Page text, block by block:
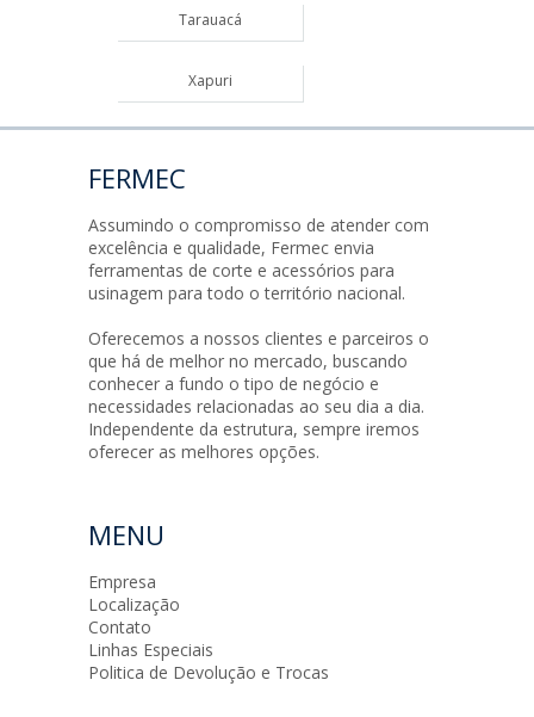
Tarauacá
Xapuri
FERMEC
Assumindo o compromisso de atender com
excelência e qualidade, Fermec envia
ferramentas de corte e acessórios para
usinagem para todo o território nacional.
Oferecemos a nossos clientes e parceiros o
que há de melhor no mercado, buscando
conhecer a fundo o tipo de negócio e
necessidades relacionadas ao seu dia a dia.
Independente da estrutura, sempre iremos
oferecer as melhores opções.
MENU
Empresa
Localização
Contato
Linhas Especiais
Politica de Devolução e Trocas